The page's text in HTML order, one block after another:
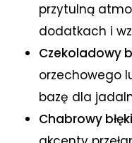
przytulną
dodatkach i
Czekoladowy
orzechowego
bazę dla
Chabrowy